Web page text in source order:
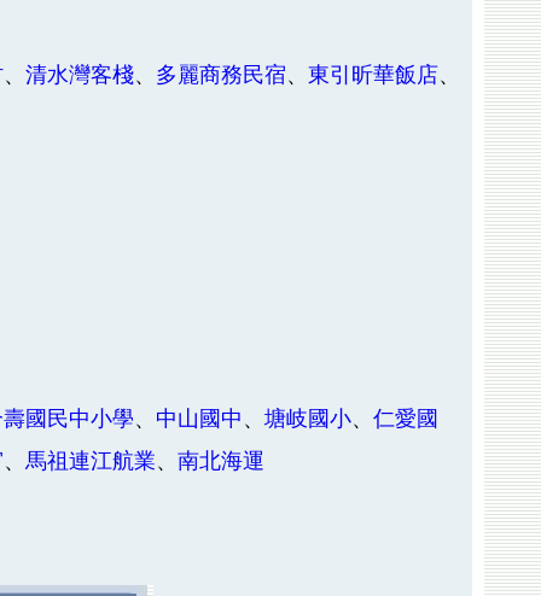
、 清水灣客棧、 多麗商務民宿、 東引昕華飯店、
國民中小學、 中山國中、 塘岐國小、 仁愛國
、 馬祖連江航業、 南北海運